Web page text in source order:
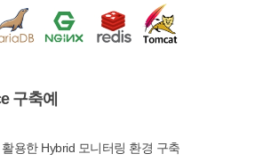
구축예
용한 Hybrid 모니터링 환경 구축